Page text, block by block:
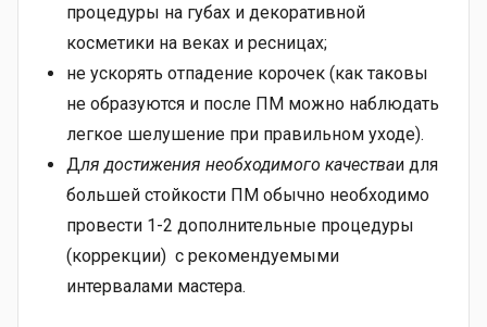
процедуры на губах и декоративной
косметики на веках и ресницах;
не ускорять отпадение корочек (как таковы
не образуются и после ПМ можно наблюдать
легкое шелушение при правильном уходе).
Для достижения необходимого качестваи для
большей стойкости ПМ обычно необходимо
провести 1-2 дополнительные процедуры
(коррекции) с рекомендуемыми
интервалами мастера.